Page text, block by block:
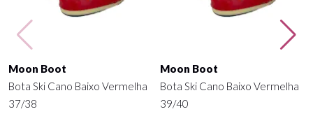
Moon Boot
Bota Ski Cano Baixo Vermelha
37/38
Moon Boot
Bota Ski Cano Baixo Vermelha
39/40